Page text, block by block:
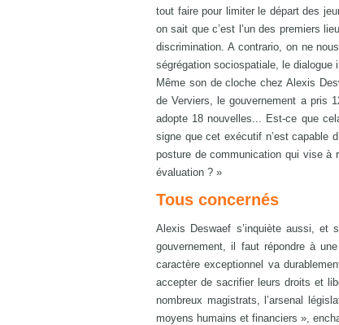
tout faire pour limiter le départ des
on sait que c’est l’un des premiers
discrimination. A contrario, on ne
ségrégation sociospatiale, le dialogue
Même son de cloche chez Alexis
de Verviers, le gouvernement a pris
adopte 18 nouvelles... Est-ce que
signe que cet exécutif n’est capable
posture de communication qui vise à
évaluation ? »
Tous concernés
Alexis Deswaef s’inquiète aussi, et
gouvernement, il faut répondre à une
caractère exceptionnel va
accepter de sacrifier leurs droits et
nombreux magistrats, l’arsenal
moyens humains et financiers »,